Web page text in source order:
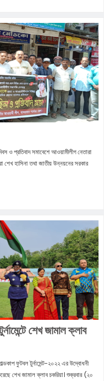
ও প্রতিবাদ সমাবেশে আওয়ামীলীগ নেতারা
হাসিনা তথা জাতীয় উন্নয়নের সরকার
শেখ জামাল ক্লাব
ফুটবল টুর্নামেন্ট-২০২২ এর উদ্বোধনী
শেখ জামাল ক্লাব চকরিয়া। শুক্রবার (২০